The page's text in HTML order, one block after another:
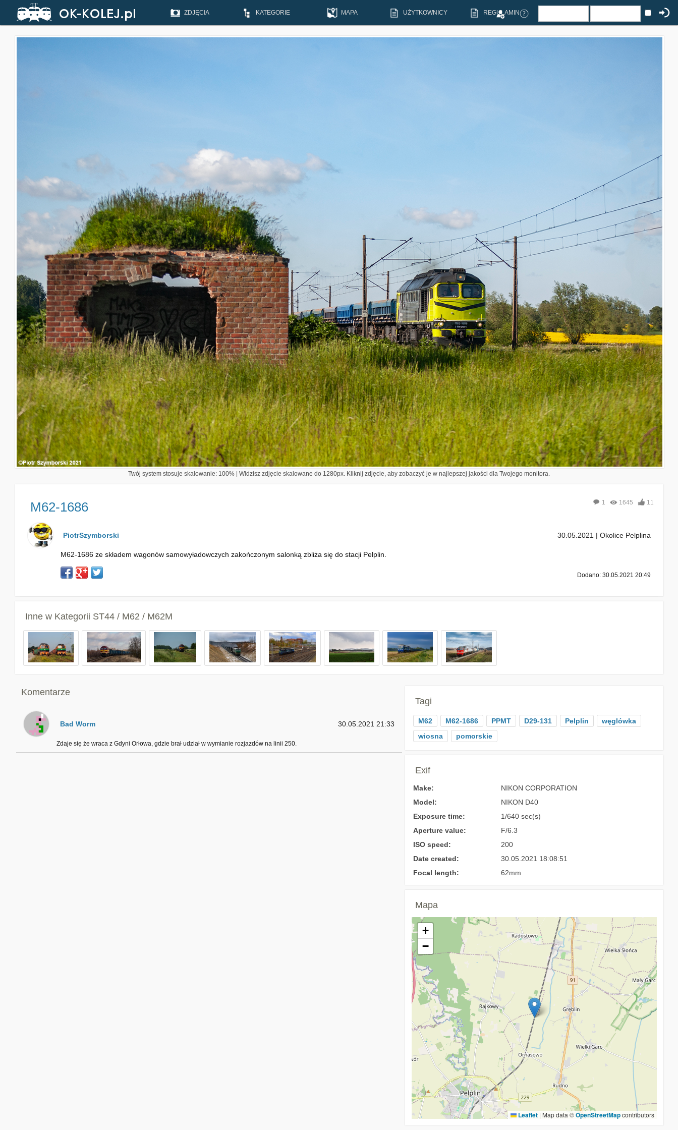
ZDJĘCIA KATEGORIE MAPA UŻYTKOWNICY REGULAMIN
Twój system stosuje skalowanie: 100% | Widzisz zdjęcie skalowane do 1280px. Kliknij zdjęcie, aby zobaczyć je w najlepszej jakości dla Twojego monitora.
M62-1686 1 1645 11
PiotrSzymborski 30.05.2021 | Okolice Pelplina
M62-1686 ze składem wagonów samowyładowczych zakończonym salonką zbliża się do stacji Pelplin.
Dodano: 30.05.2021 20:49
Inne w Kategorii ST44 / M62 / M62M
Komentarze
Bad Worm 30.05.2021 21:33
Zdaje się że wraca z Gdyni Orłowa, gdzie brał udział w wymianie rozjazdów na linii 250.
Tagi
M62 M62-1686 PPMT D29-131 Pelplin
węglówka
wiosna
pomorskie
Exif
Make:
NIKON CORPORATION
Model:
NIKON D40
Exposure time:
1/640 sec(s)
Aperture value:
F/6.3
ISO speed:
200
Date created:
30.05.2021 18:08:51
Focal length:
62mm
Mapa
+
−
Leaflet | Map data ©OpenStreetMapcontributors